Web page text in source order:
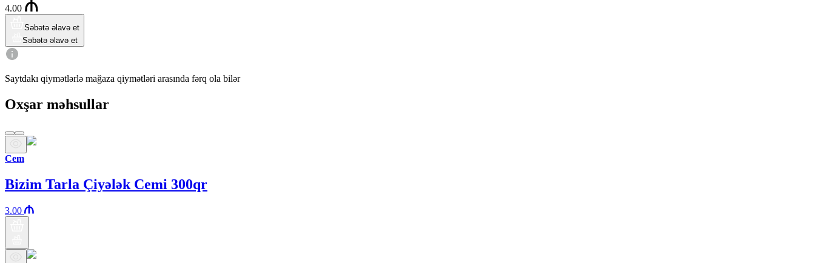
4.00
Səbətə əlavə et
Səbətə əlavə et
Saytdakı qiymətlərlə mağaza qiymətləri arasında fərq ola bilər
Oxşar məhsullar
Cem
Bizim Tarla Çiyələk Cemi 300qr
3.00